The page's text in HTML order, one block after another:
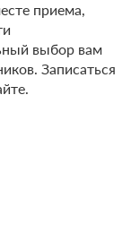
приема,
выбор вам
Записаться